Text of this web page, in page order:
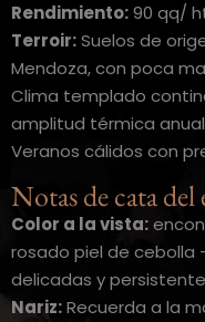
Rendimiento:90 qq/
Terroir:Suelos de
Mendoza, con poca
Clima templado
amplitud térmica
Veranos cálidos con
Notas de cata
Color a la vista:
rosado piel de cebolla
delicadas y
Nariz:Recuerda a la